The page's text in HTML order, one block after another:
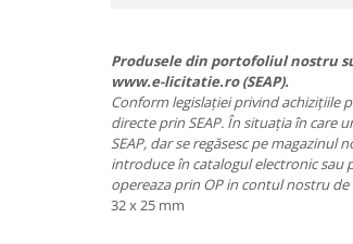
Produsele din portofoliul nostru
www.e-licitatie.ro (SEAP).
Conform legislației privind
directe prin SEAP. În situația în care
SEAP, dar se regăsesc pe
introduce în catalogul electronic sau
opereaza prin OP in contul nostru
32 x 25 mm